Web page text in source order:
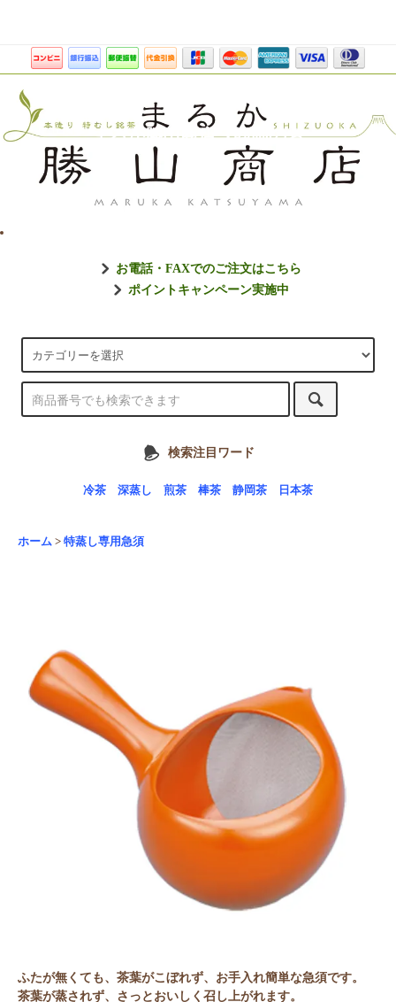
まるか勝山商店【静岡のお
お電話・FAXでのご注文はこちら
ポイントキャンペーン実施中
検索注目ワード
冷茶 深蒸し 煎茶 棒茶 静岡茶 日本茶
ホーム > 特蒸し専用急須
ふたが無くても、茶葉がこぼれず、お手入れ簡単な急須です。
茶葉が蒸されず、さっとおいしく召し上がれます。